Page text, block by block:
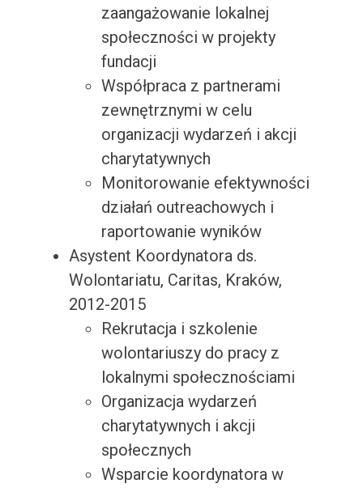
zaangażowanie lokalnej
społeczności w projekty
fundacji
Współpraca z partnerami
zewnętrznymi w celu
organizacji wydarzeń i akcji
charytatywnych
Monitorowanie efektywności
działań outreachowych i
raportowanie wyników
Asystent Koordynatora ds.
Wolontariatu, Caritas, Kraków,
2012-2015
Rekrutacja i szkolenie
wolontariuszy do pracy z
lokalnymi społecznościami
Organizacja wydarzeń
charytatywnych i akcji
społecznych
Wsparcie koordynatora w